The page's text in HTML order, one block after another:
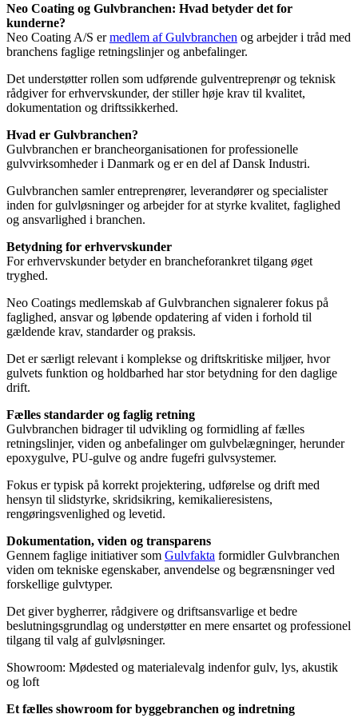
Neo Coating og Gulvbranchen: Hvad betyder det for
kunderne?
Neo Coating A/S ermedlem af Gulvbranchen og arbejder i tråd med
branchens faglige retningslinjer og anbefalinger.
Det understøtter rollen som udførende gulventreprenør og teknisk
rådgiver for erhvervskunder, der stiller høje krav til kvalitet,
dokumentation og driftssikkerhed.
Hvad er Gulvbranchen?
Gulvbranchen er brancheorganisationen for professionelle
gulvvirksomheder i Danmark og er en del af Dansk Industri.
Gulvbranchen samler entreprenører, leverandører og specialister
inden for gulvløsninger og arbejder for at styrke kvalitet, faglighed
og ansvarlighed i branchen.
Betydning for erhvervskunder
For erhvervskunder betyder en brancheforankret tilgang øget
tryghed.
Neo Coatings medlemskab af Gulvbranchen signalerer fokus på
faglighed, ansvar og løbende opdatering af viden i forhold til
gældende krav, standarder og praksis.
Det er særligt relevant i komplekse og driftskritiske miljøer, hvor
gulvets funktion og holdbarhed har stor betydning for den daglige
drift.
Fælles standarder og faglig retning
Gulvbranchen bidrager til udvikling og formidling af fælles
retningslinjer, viden og anbefalinger om gulvbelægninger, herunder
epoxygulve, PU-gulve og andre fugefri gulvsystemer.
Fokus er typisk på korrekt projektering, udførelse og drift med
hensyn til slidstyrke, skridsikring, kemikalieresistens,
rengøringsvenlighed og levetid.
Dokumentation, viden og transparens
Gennem faglige initiativer som Gulvfakta formidler Gulvbranchen
viden om tekniske egenskaber, anvendelse og begrænsninger ved
forskellige gulvtyper.
Det giver bygherrer, rådgivere og driftsansvarlige et bedre
beslutningsgrundlag og understøtter en mere ensartet og professionel
tilgang til valg af gulvløsninger.
Showroom: Mødested og materialevalg indenfor gulv, lys, akustik
og loft
Et fælles showroom for byggebranchen og indretning